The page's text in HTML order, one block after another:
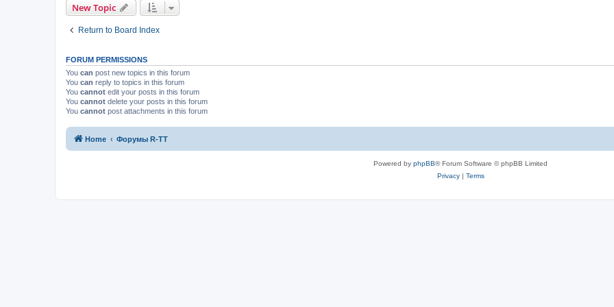
e
New Topic
Return to Board Index
FORUM PERMISSIONS
You can post new topics in this forum
You can reply to topics in this forum
You cannot edit your posts in this forum
You cannot delete your posts in this forum
You cannot post attachments in this forum
Home Форумы R-TT
Powered by phpBB® Forum Software © phpBB Limited
Privacy| Terms